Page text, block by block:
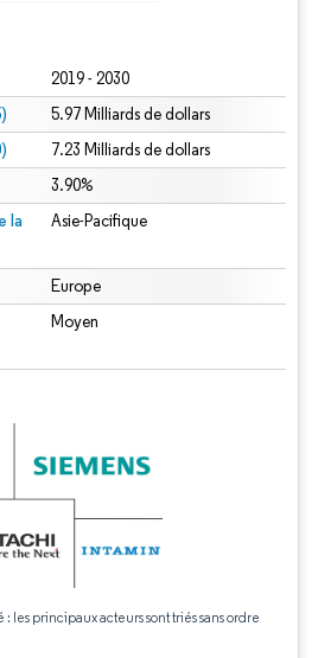
2019 - 2030
5.97 Milliards de dollars
7.23 Milliards de dollars
3.90%
la
Asie-Pacifique
Europe
Moyen
les principaux acteurs sont triés sans ordre